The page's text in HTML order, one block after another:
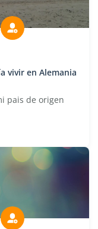
vivir en Alemania
pais de origen